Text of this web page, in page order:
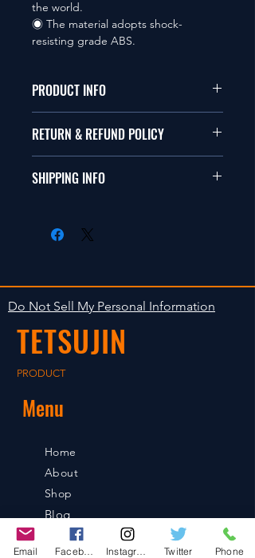
the world.
◉ The material adopts shock-
resisting grade ABS.
PRODUCT INFO
本品は1/10サイズのラジオコント
This items fit in with 1/10 sizes of
RETURN & REFUND POLICY
商品に明らかな欠陥がないかぎり
isn't accepted in goods.
SHIPPING INFO
します。海外への出荷は入金確認
The occasion with the stock is
shipped in 2-5 days. Shipment to
foreign countries will be shipment
after payment confirmation.
Do Not Sell My Personal Information
TETSUJIN
PRODUCT
Menu
Home
About
Shop
Blog
Contact
Email Twitter Phone